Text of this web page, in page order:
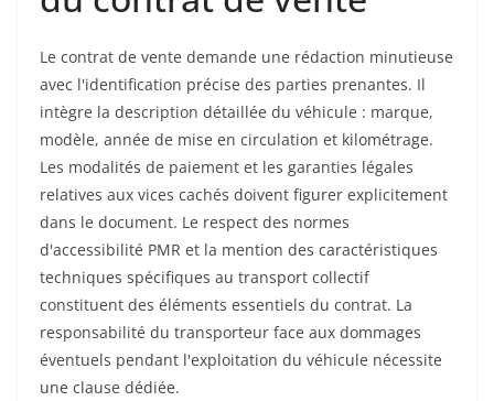
Le contrat de vente demande une rédaction minutieuse
avec l'identification précise des parties prenantes. Il
intègre la description détaillée du véhicule : marque,
modèle, année de mise en circulation et kilométrage.
Les modalités de paiement et les garanties légales
relatives aux vices cachés doivent figurer explicitement
dans le document. Le respect des normes
d'accessibilité PMR et la mention des caractéristiques
techniques spécifiques au transport collectif
constituent des éléments essentiels du contrat. La
responsabilité du transporteur face aux dommages
éventuels pendant l'exploitation du véhicule nécessite
une clause dédiée.